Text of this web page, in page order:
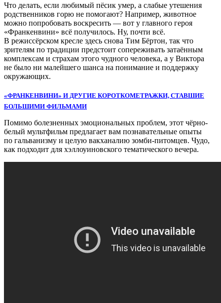
Что делать, если любимый пёсик умер, а слабые утешения
родственников горю не помогают? Например, животное
можно попробовать воскресить — вот у главного героя
«Франкенвини» всё получилось. Ну, почти всё.
В режиссёрском кресле здесь снова Тим Бёртон, так что
зрителям по традиции предстоит сопереживать затаённым
комплексам и страхам этого чудного человека, а у Виктора
не было ни малейшего шанса на понимание и поддержку
окружающих.
«ФРАНКЕНВИНИ» И ДРУГИЕ КОРОТКОМЕТРАЖКИ, СТАВШИЕ
БОЛЬШИМИ ФИЛЬМАМИ
Помимо болезненных эмоциональных проблем, этот чёрно-
белый мультфильм предлагает вам познавательные опыты
по гальванизму и целую вакханалию зомби-питомцев. Чудо,
как подходит для хэллоуиновского тематического вечера.